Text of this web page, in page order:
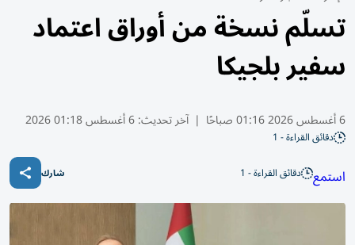
تسلّم نسخة من أوراق اعتماد
سفير بلجيكا
6 أغسطس 2026 01:16 صباحًا | آخر تحديث:6 أغسطس 01:18 2026
دقائق القراءة - 1
استمع دقائق القراءة - 1 شارك